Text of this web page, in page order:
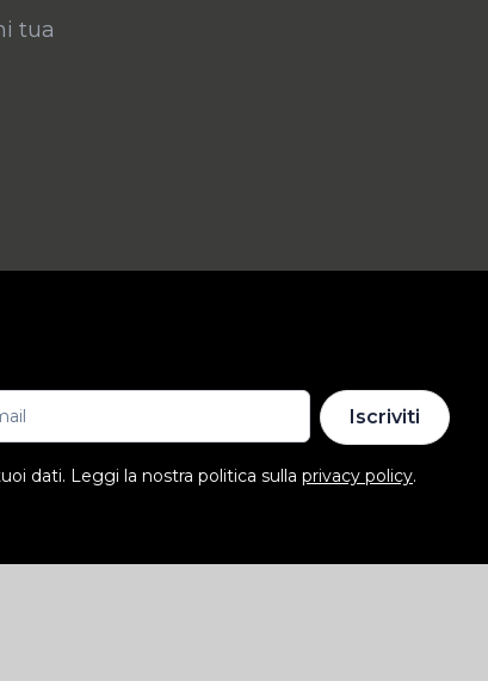
tua
Iscriviti
dati. Leggi la nostra politica sulla privacy policy.